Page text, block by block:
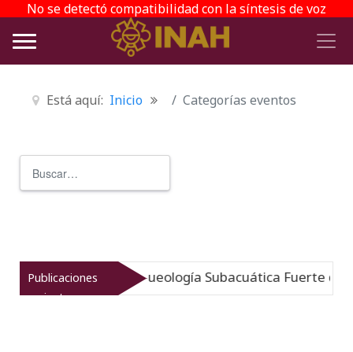
No se detectó compatibilidad con la síntesis de voz
Está aquí: Inicio Categorías eventos
Publicaciones
recientes
Museo de Arqueología Subacuática Fuerte de